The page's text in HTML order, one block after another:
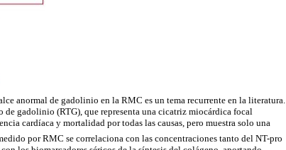
anormal de gadolinio en la RMC es un tema recurrente en la literatura.
gadolinio (RTG), que representa una cicatriz miocárdica focal
cardíaca y mortalidad por todas las causas, pero muestra solo una
por RMC se correlaciona con las concentraciones tanto del NT-pro